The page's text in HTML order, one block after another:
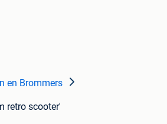
en Brommers
retro scooter'